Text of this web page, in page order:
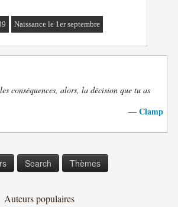
Naissance le 1er septembre
conséquences, alors, la décision que tu as
— Clamp
Search Thèmes
Auteurs populaires